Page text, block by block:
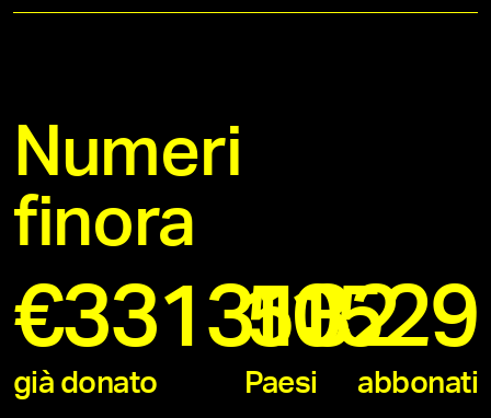
Numeri
finora
€3313132
già donato
50
Paesi
11529
abbonati